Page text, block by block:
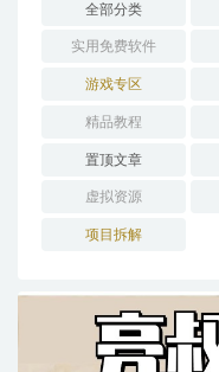
全部分类
实用免费软件
游戏专区
精品教程
置顶文章
虚拟资源
项目拆解